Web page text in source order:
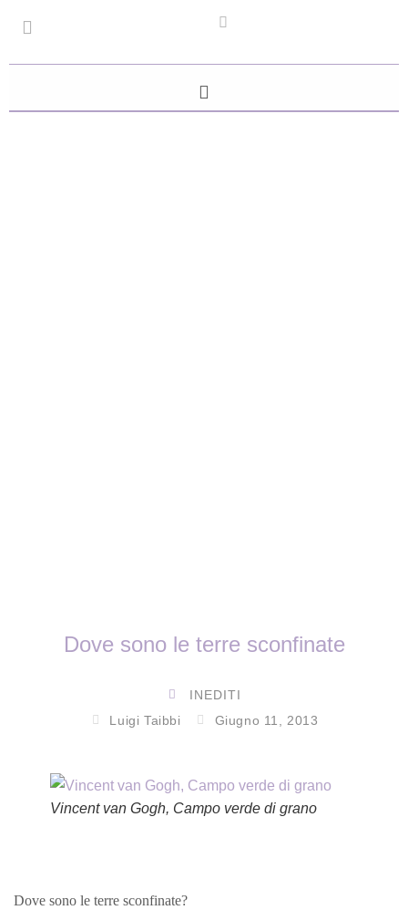
Dove sono le terre sconfinate
INEDITI
Luigi Taibbi
Giugno 11, 2013
Vincent van Gogh, Campo verde di grano
Dove sono le terre sconfinate?